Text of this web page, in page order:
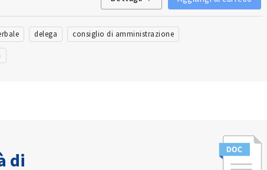
delega consiglio di amministrazione
di